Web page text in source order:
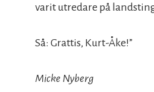
varit utredare på
Så: Grattis, Kurt-Åke!”
Micke Nyberg